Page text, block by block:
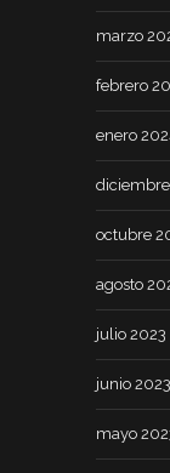
marzo
febrero
enero
octubre
agosto
julio 2023
junio 2023
mayo